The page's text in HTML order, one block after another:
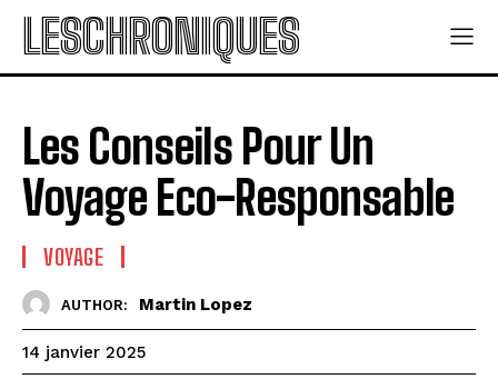
LESCHRONIQUES
Les Conseils Pour Un
Voyage Eco-Responsable
VOYAGE
AUTHOR: Martin Lopez
14 janvier 2025